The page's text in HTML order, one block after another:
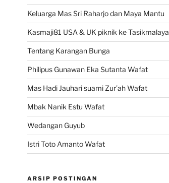
Keluarga Mas Sri Raharjo dan Maya Mantu
Kasmaji81 USA & UK piknik ke Tasikmalaya
Tentang Karangan Bunga
Philipus Gunawan Eka Sutanta Wafat
Mas Hadi Jauhari suami Zur’ah Wafat
Mbak Nanik Estu Wafat
Wedangan Guyub
Istri Toto Amanto Wafat
ARSIP POSTINGAN